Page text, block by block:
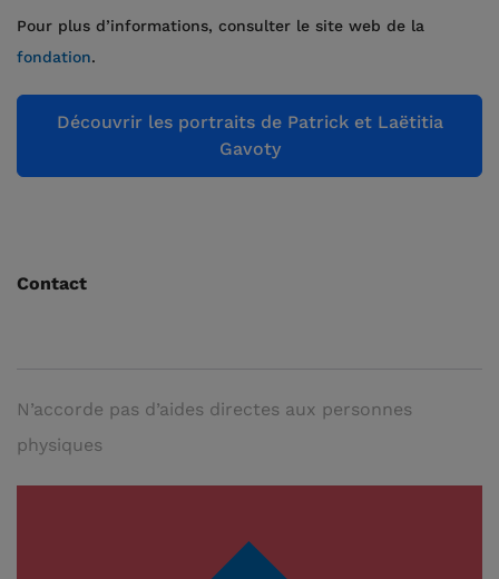
Pour plus d’informations, consulter le site web de la
fondation.
Découvrir les portraits de Patrick et Laëtitia
Gavoty
Contact
N’accorde pas d’aides directes aux personnes
physiques